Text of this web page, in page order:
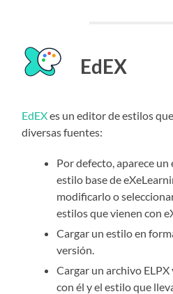
EdEX
EdEXes un editor de estilos
diversas fuentes:
Por defecto, aparece
estilo base de
modificarlo o
estilos que vienen con
Cargar un estilo en
versión.
Cargar un archivo
con él y el estilo que